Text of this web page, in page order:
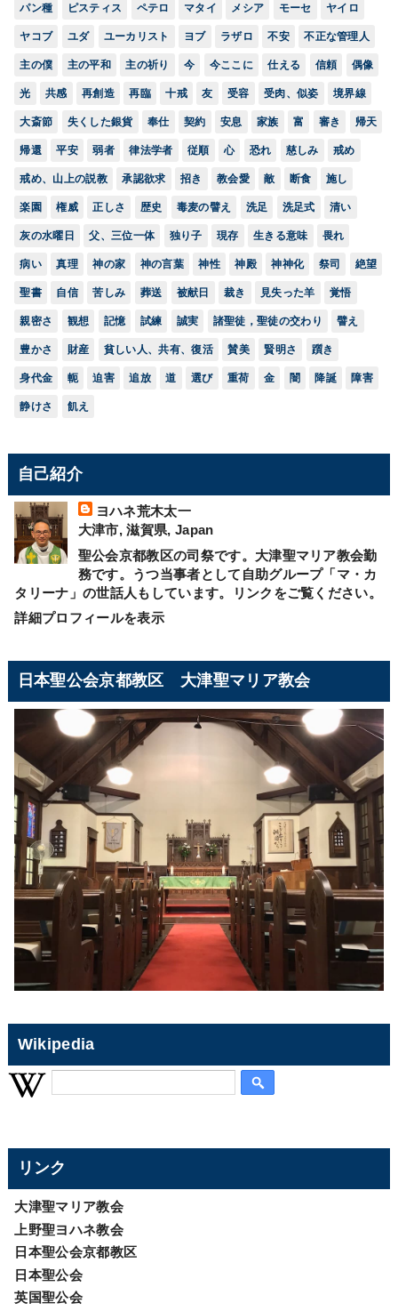
パン種 ピスティス ペテロ マタイ メシア モーセ ヤイロ
ヤコブ ユダ ユーカリスト ヨブ ラザロ 不安 不正な管理人
主の僕 主の平和 主の祈り 今 今ここに 仕える 信頼 偶像
光 共感 再創造 再臨 十戒 友 受容 受肉、似姿 境界線
大斎節 失くした銀貨 奉仕 契約 安息 家族 富 審き 帰天
帰還 平安 弱者 律法学者 従順 心 恐れ 慈しみ 戒め
戒め、山上の説教 承認欲求 招き 教会愛 敵 断食 施し
楽園 権威 正しさ 歴史 毒麦の譬え 洗足 洗足式 清い
灰の水曜日 父、三位一体 独り子 現存 生きる意味 畏れ
病い 真理 神の家 神の言葉 神性 神殿 神神化 祭司 絶望
聖書 自信 苦しみ 葬送 被献日 裁き 見失った羊 覚悟
親密さ 観想 記憶 試練 誠実 諸聖徒，聖徒の交わり 譬え
豊かさ 財産 貧しい人、共有、復活 賛美 賢明さ 躓き
身代金 軛 迫害 追放 道 選び 重荷 金 闇 降誕 障害
静けさ 飢え
自己紹介
ヨハネ荒木太一
大津市, 滋賀県, Japan
聖公会京都教区の司祭です。大津聖マリア教会勤
務です。うつ当事者として自助グループ「マ・カ
タリーナ」の世話人もしています。リンクをご覧ください。
詳細プロフィールを表示
日本聖公会京都教区 大津聖マリア教会
Wikipedia
リンク
大津聖マリア教会
上野聖ヨハネ教会
日本聖公会京都教区
日本聖公会
英国聖公会